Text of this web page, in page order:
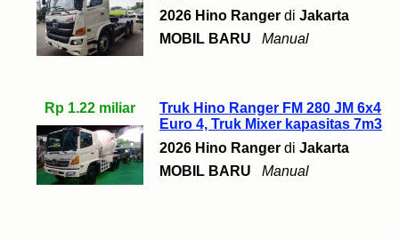
2026 Hino Ranger di Jakarta
MOBIL BARU
Manual
Rp 1.22 miliar
Truk Hino Ranger FM 280 JM 6x4
Euro 4, Truk Mixer kapasitas 7m3
2026 Hino Ranger di Jakarta
MOBIL BARU
Manual